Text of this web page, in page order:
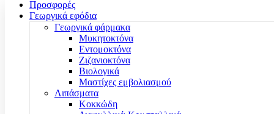
Προσφορές
Γεωργικά εφόδια
Γεωργικά φάρμακα
Μυκητοκτόνα
Εντομοκτόνα
Ζιζανιοκτόνα
Βιολογικά
Μαστίχες εμβολιασμού
Λιπάσματα
Κοκκώδη